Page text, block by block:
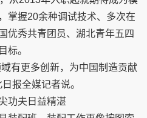
掌握20余种调试技术、多次在
优秀共青团员、湖北青年五四
标。
有更多创新，为中国制造贡献
报全媒记者说。
功夫日益精湛